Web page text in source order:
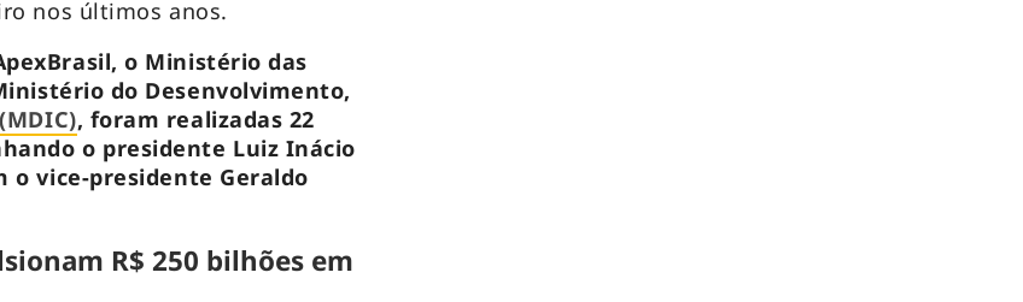
nos últimos anos.
o Ministério das
do Desenvolvimento,
(MDIC), foram realizadas 22
o presidente Luiz Inácio
o vice-presidente Geraldo
R$ 250 bilhões em